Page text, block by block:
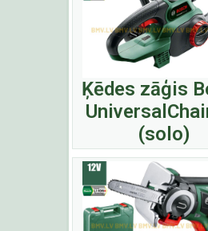
Ķēdes zāģis
(solo)